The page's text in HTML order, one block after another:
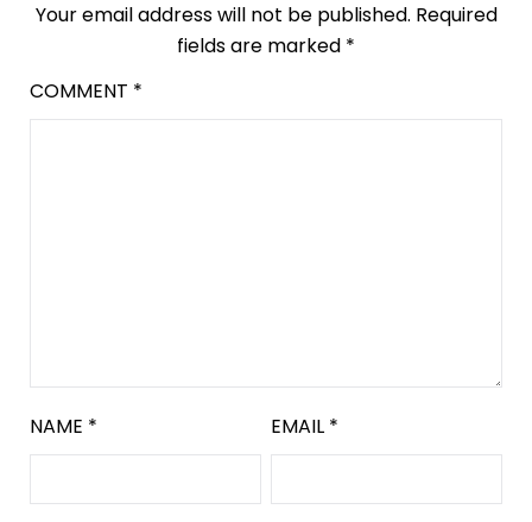
Your email address will not be published. Required
fields are marked *
COMMENT *
NAME * EMAIL *